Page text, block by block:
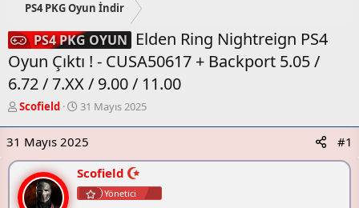
PS4 PKG Oyun İndir
PS4 PKG OYUN Elden Ring Nightreign PS4
Oyun Çıktı ! - CUSA50617 + Backport 5.05 /
6.72 / 7.XX / 9.00 / 11.00
K
y
u
b
Scofield
B
l
a
n
g
31 Mayıs 2025
31 Mayıs 2025
#1
Scofield
Yönetici